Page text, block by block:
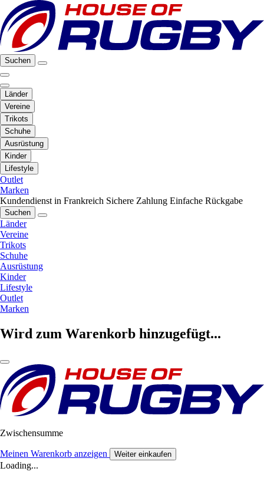
Suchen
Länder
Vereine
Trikots
Schuhe
Ausrüstung
Kinder
Lifestyle
Outlet
Marken
Kundendienst in Frankreich Sichere Zahlung Einfache Rückgabe
Suchen
Länder
Vereine
Trikots
Schuhe
Ausrüstung
Kinder
Lifestyle
Outlet
Marken
Wird zum Warenkorb hinzugefügt...
Zwischensumme
Meinen Warenkorb anzeigen Weiter einkaufen
Loading...